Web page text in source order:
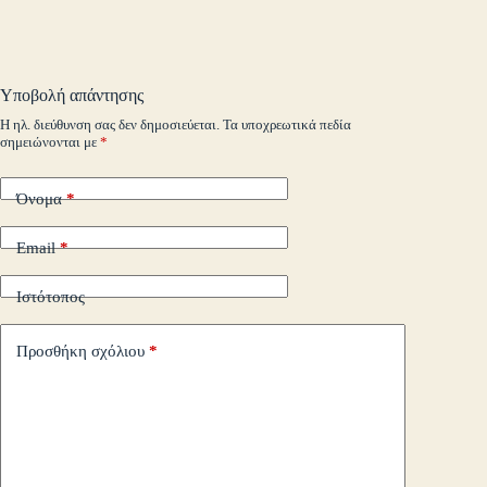
m
pp
εί
Υποβολή απάντησης
Η ηλ. διεύθυνση σας δεν δημοσιεύεται. Τα υποχρεωτικά πεδία
σημειώνονται με *
Όνομα*
Email*
Ιστότοπος
Προσθήκη σχόλιου *